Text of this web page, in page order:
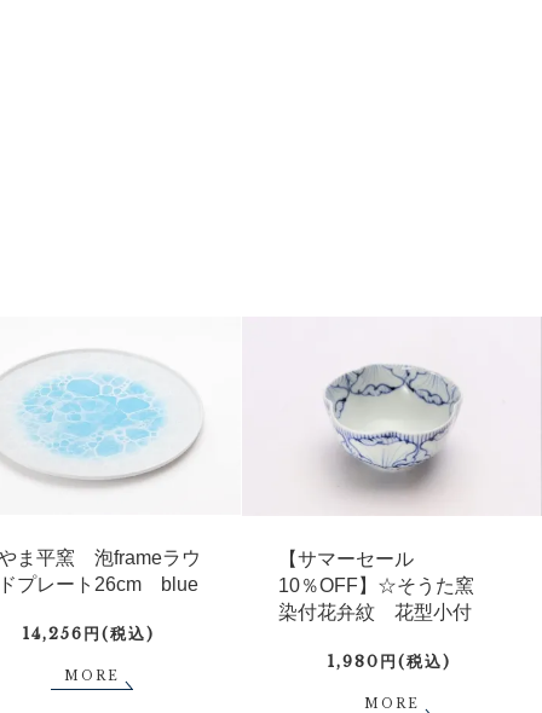
ま平窯 泡frameラウ
プレート26cm blue
14,256円(税込)
MORE
【サマーセール
10％OFF】☆そうた窯
染付花弁紋 花型小付
1,980円(税込)
MORE